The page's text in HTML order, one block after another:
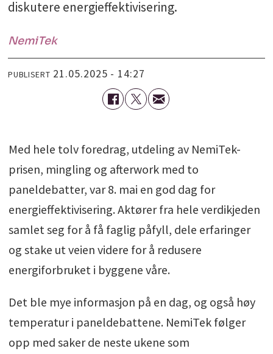
diskutere energieffektivisering.
NemiTek
PUBLISERT 21.05.2025 - 14:27
Med hele tolv foredrag, utdeling av NemiTek-
prisen, mingling og afterwork med to
paneldebatter, var 8. mai en god dag for
energieffektivisering. Aktører fra hele verdikjeden
samlet seg for å få faglig påfyll, dele erfaringer
og stake ut veien videre for å redusere
energiforbruket i byggene våre.
Det ble mye informasjon på en dag, og også høy
temperatur i paneldebattene. NemiTek følger
opp med saker de neste ukene som